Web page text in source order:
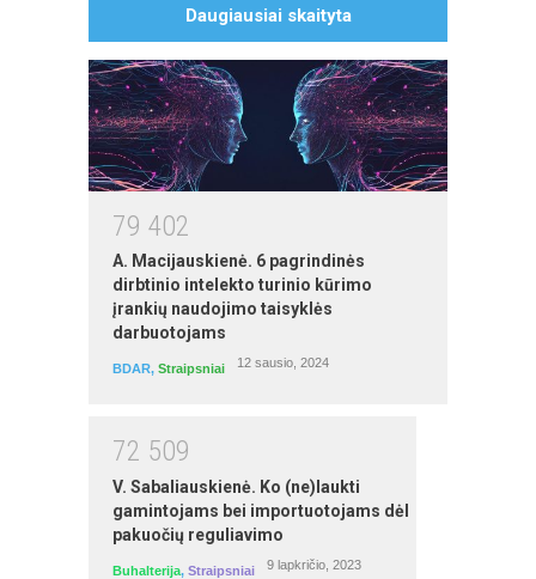
Daugiausiai skaityta
79 402
A. Macijauskienė. 6 pagrindinės
dirbtinio intelekto turinio kūrimo
įrankių naudojimo taisyklės
darbuotojams
BDAR, Straipsniai 12 sausio, 2024
72 509
V. Sabaliauskienė. Ko (ne)laukti
gamintojams bei importuotojams dėl
pakuočių reguliavimo
Buhalterija, Straipsniai 9 lapkričio, 2023
MS Word mokymai
autorius: Egidijus Grigūnas